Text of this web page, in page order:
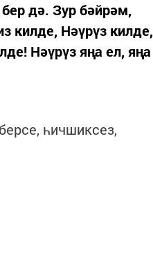
дә. Зур бәйрәм,
килде, Нәүрүз килде,
Нәүрүз яңа ел, яңа
һичшиксез,